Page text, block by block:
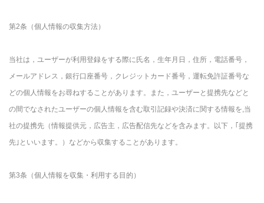
第2条（個人情報の収集方法）
当社は，ユーザーが利用登録をする際に氏名，生年月日，住所，電話番号，
メールアドレス，銀行口座番号，クレジットカード番号，運転免許証番号な
どの個人情報をお尋ねすることがあります。また，ユーザーと提携先などと
の間でなされたユーザーの個人情報を含む取引記録や決済に関する情報を,当
社の提携先（情報提供元，広告主，広告配信先などを含みます。以下，｢提携
先｣といいます。）などから収集することがあります。
第3条（個人情報を収集・利用する目的）